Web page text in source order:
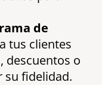
de
tus clientes
descuentos o
su fidelidad.